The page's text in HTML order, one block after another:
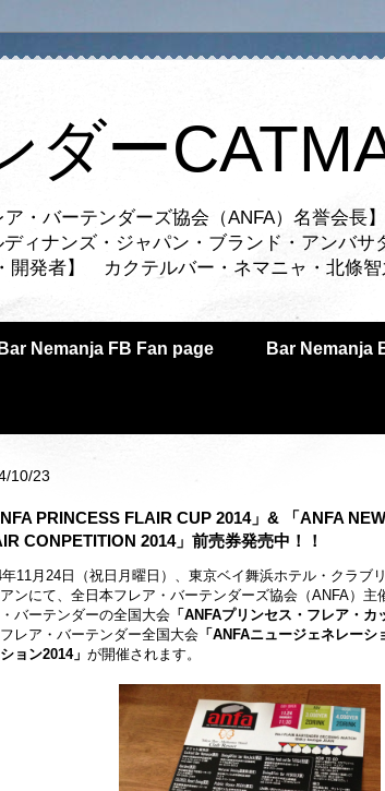
ダー
ア・バーテンダーズ協会（ANFA）名誉会長
ディナンズ・ジャパン・ブランド・アンバ
開発者】 カクテルバー・ネマニャ・北條智
Bar Nemanja FB Fan page Bar Nemanja
10/23
PRINCESS FLAIR CUP 2014」& 「ANFA
CONPETITION 2014」前売券発売中！！
11月24日（祝日月曜日）、東京ベイ舞浜ホテル・クラブ
ンにて、全日本フレア・バーテンダーズ協会（ANFA）主
バーテンダーの全国大会 「ANFAプリンセス・フレア・カ
レア・バーテンダー全国大会 「ANFAニュージェネレー
ョン2014」 が開催されます。